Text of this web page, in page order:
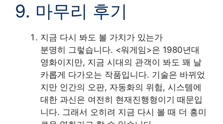
9. 마무리 후기
지금 다시 봐도 볼 가치가 있는가
분명히 그렇습니다. <워게임>은 1980년대
영화이지만, 지금 시대의 관객이 봐도 꽤 날
카롭게 다가오는 작품입니다. 기술은 바뀌었
지만 인간의 오판, 자동화의 위험, 시스템에
대한 과신은 여전히 현재진행형이기 때문입
니다. 그래서 오히려 지금 다시 볼 때 더 흥미